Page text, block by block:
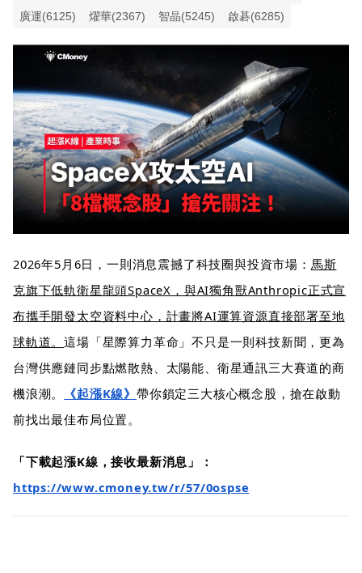
廣運(6125)
燿華(2367) 智晶(5245) 啟碁(6285)
2026年5月6日，一則消息震撼了科技圈與投資市場： 馬斯
克旗下低軌衛星龍頭SpaceX，與AI獨角獸Anthropic正式宣
布攜手開發太空資料中心，計畫將AI運算資源直接部署至地
球軌道。這場「星際算力革命」不只是一則科技新聞，更為
台灣供應鏈同步點燃散熱、太陽能、衛星通訊三大賽道的商
機浪潮。
《起漲K線》帶你鎖定三大核心概念股，搶在啟動
前找出最佳布局位置。
「下載起漲K線，接收最新消息」：
https://www.cmoney.tw/r/57/0ospse